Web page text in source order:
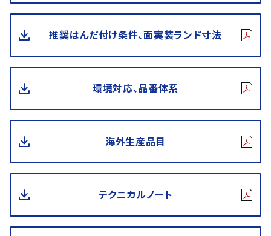
推奨はんだ付け条件、面実装ランド寸法
環境対応、品番体系
海外生産品目
テクニカルノート